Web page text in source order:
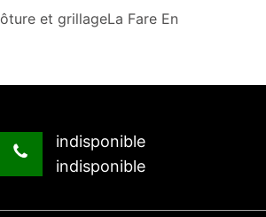
Fare En
indisponible
indisponible